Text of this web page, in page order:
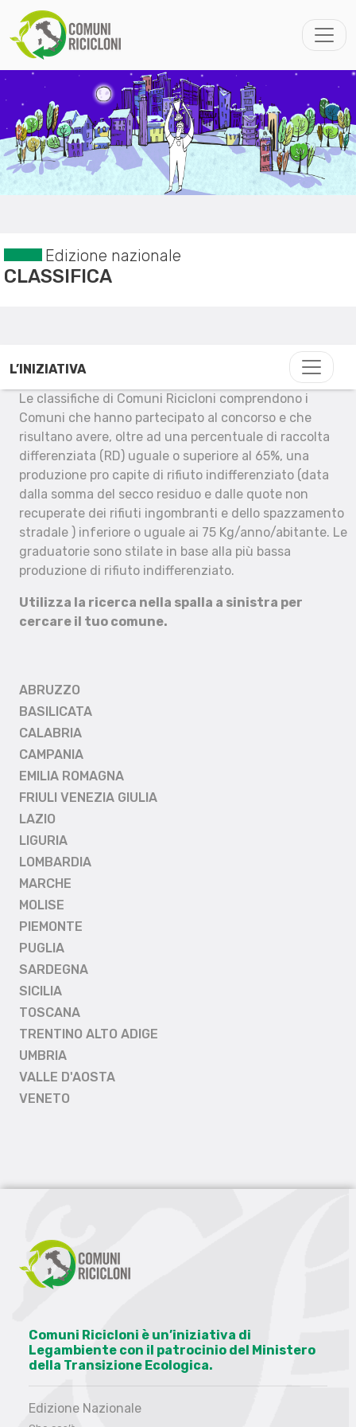
Edizione nazionale
CLASSIFICA
L’INIZIATIVA
Le classifiche di Comuni Ricicloni comprendono i
Comuni che hanno partecipato al concorso e che
risultano avere, oltre ad una percentuale di raccolta
differenziata (RD) uguale o superiore al 65%, una
produzione pro capite di rifiuto indifferenziato (data
dalla somma del secco residuo e dalle quote non
recuperate dei rifiuti ingombranti e dello spazzamento
stradale ) inferiore o uguale ai 75 Kg/anno/abitante. Le
graduatorie sono stilate in base alla più bassa
produzione di rifiuto indifferenziato.
Utilizza la ricerca nella spalla a sinistra per
cercare il tuo comune.
ABRUZZO
BASILICATA
CALABRIA
CAMPANIA
EMILIA ROMAGNA
FRIULI VENEZIA GIULIA
LAZIO
LIGURIA
LOMBARDIA
MARCHE
MOLISE
PIEMONTE
PUGLIA
SARDEGNA
SICILIA
TOSCANA
TRENTINO ALTO ADIGE
UMBRIA
VALLE D'AOSTA
VENETO
Comuni Ricicloni è un’iniziativa di
Legambiente con il patrocinio del Ministero
della Transizione Ecologica.
Edizione Nazionale